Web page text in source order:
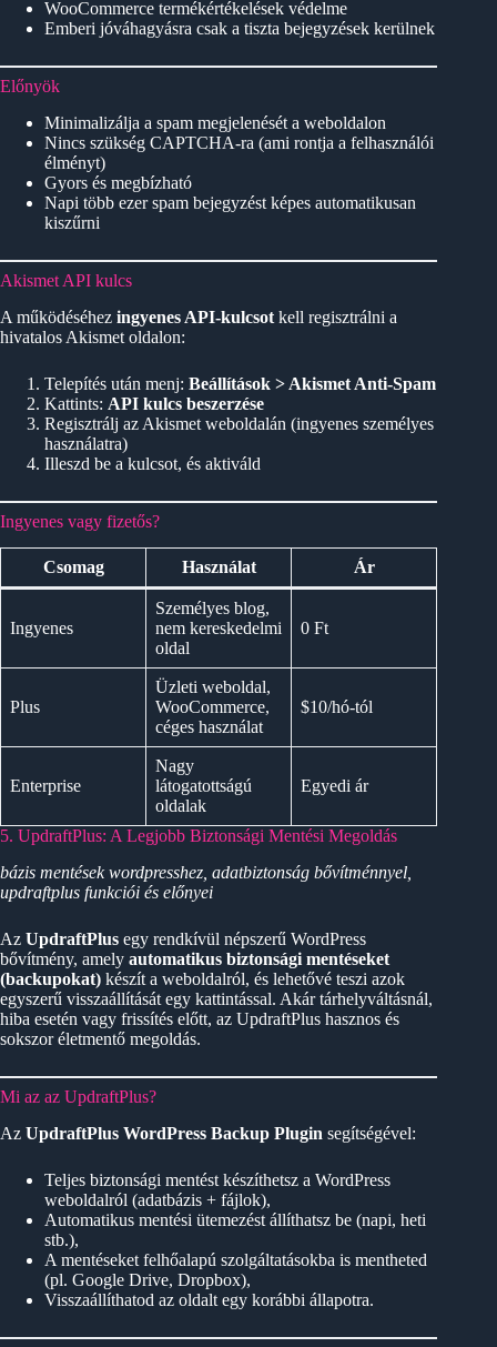
WooCommerce termékértékelések védelme
Emberi jóváhagyásra csak a tiszta bejegyzések kerülnek
Előnyök
Minimalizálja a spam megjelenését a weboldalon
Nincs szükség CAPTCHA-ra (ami rontja a felhasználói
élményt)
Gyors és megbízható
Napi több ezer spam bejegyzést képes automatikusan
kiszűrni
Akismet API kulcs
A működéséhez ingyenes API-kulcsot kell regisztrálni a
hivatalos Akismet oldalon:
Telepítés után menj: Beállítások > Akismet Anti-Spam
Kattints: API kulcs beszerzése
Regisztrálj az Akismet weboldalán (ingyenes személyes
használatra)
Illeszd be a kulcsot, és aktiváld
Ingyenes vagy fizetős?
Csomag Használat Ár
Ingyenes
Személyes blog,
nem kereskedelmi
oldal
0 Ft
Plus
Üzleti weboldal,
WooCommerce,
céges használat
$10/hó-tól
Enterprise
Nagy
látogatottságú
oldalak
Egyedi ár
5. UpdraftPlus: A Legjobb Biztonsági Mentési Megoldás
bázis mentések wordpresshez, adatbiztonság bővítménnyel,
updraftplus funkciói és előnyei
Az UpdraftPlus egy rendkívül népszerű WordPress
bővítmény, amely automatikus biztonsági mentéseket
(backupokat) készít a weboldalról, és lehetővé teszi azok
egyszerű visszaállítását egy kattintással. Akár tárhelyváltásnál,
hiba esetén vagy frissítés előtt, az UpdraftPlus hasznos és
sokszor életmentő megoldás.
Mi az az UpdraftPlus?
Az UpdraftPlus WordPress Backup Plugin segítségével:
Teljes biztonsági mentést készíthetsz a WordPress
weboldalról (adatbázis + fájlok),
Automatikus mentési ütemezést állíthatsz be (napi, heti
stb.),
A mentéseket felhőalapú szolgáltatásokba is mentheted
(pl. Google Drive, Dropbox),
Visszaállíthatod az oldalt egy korábbi állapotra.